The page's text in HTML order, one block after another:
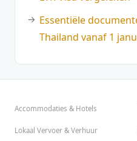
Essentiële
Thailand vanaf 1
Accommodaties & Hotels
Lokaal Vervoer & Verhuur